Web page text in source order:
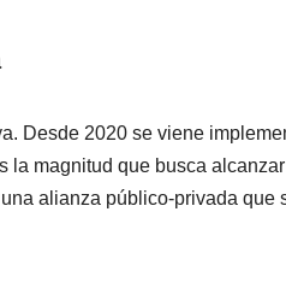
Desde 2020 se viene
la magnitud que busca
alianza público-privada que